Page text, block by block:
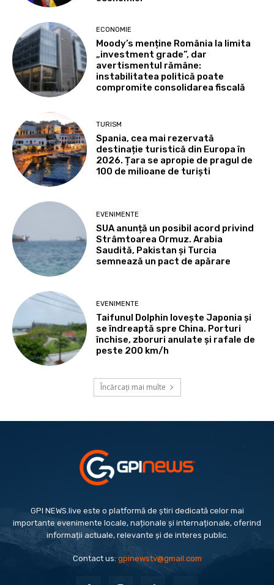
ECONOMIE
Moody’s menține România la limita
„investment grade”, dar
avertismentul rămâne:
instabilitatea politică poate
compromite consolidarea fiscală
TURISM
Spania, cea mai rezervată
destinație turistică din Europa în
2026. Țara se apropie de pragul de
100 de milioane de turiști
EVENIMENTE
SUA anunță un posibil acord privind
Strâmtoarea Ormuz. Arabia
Saudită, Pakistan și Turcia
semnează un pact de apărare
EVENIMENTE
Taifunul Dolphin lovește Japonia și
se îndreaptă spre China. Porturi
închise, zboruri anulate și rafale de
peste 200 km/h
Încărcați mai multe
GPI NEWS.live este o platformă de știri dedicată celor mai
importante evenimente locale, naționale și internaționale, oferind
informații actuale, relevante și de interes public.
Contact us:gpinewstv@gmail.com